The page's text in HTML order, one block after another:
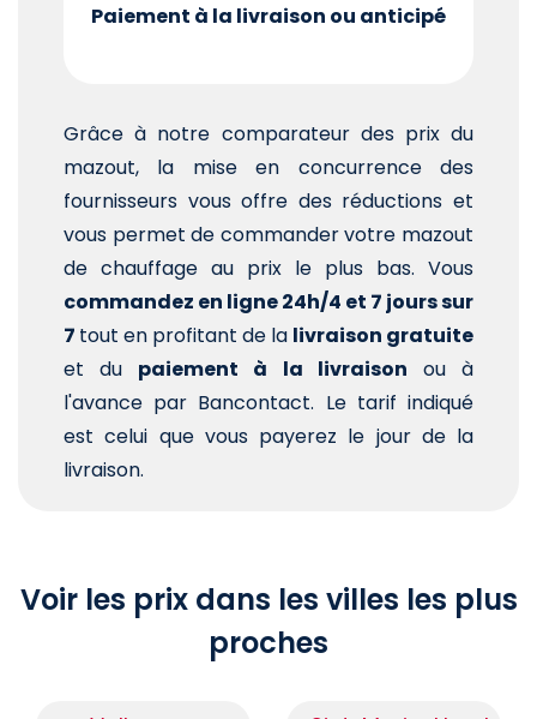
Paiement à la livraison ou anticipé
Grâce à notre comparateur des prix du
mazout, la mise en concurrence des
fournisseurs vous offre des réductions et
vous permet de commander votre mazout
de chauffage au prix le plus bas. Vous
commandez en ligne 24h/4 et 7 jours sur
7 tout en profitant de la livraison gratuite
et du paiement à la livraison ou à
l'avance par Bancontact. Le tarif indiqué
est celui que vous payerez le jour de la
livraison.
Voir les prix dans les villes les plus
proches